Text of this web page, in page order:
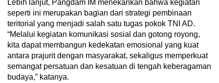
Lebih lanjut, Pangdam IM menekankan bahwa kegiatan
seperti ini merupakan bagian dari strategi pembinaan
teritorial yang menjadi salah satu tugas pokok TNI AD.
“Melalui kegiatan komunikasi sosial dan gotong royong,
kita dapat membangun kedekatan emosional yang kuat
antara prajurit dengan masyarakat, sekaligus memperkuat
semangat persatuan dan kesatuan di tengah keberagaman
budaya,” katanya.